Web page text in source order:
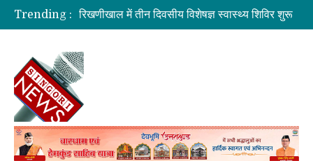
Trending :
रिखणीखाल में तीन दिवसीय विशेषज्ञ स्वास्थ्य शिविर शुरू
सहकारिता में हरियाणा व उत्तराखंड मिलकर करेंगे कामः डाॅ. धन सिंह रावत
मुख्यमंत्री से महानिदेशक एनसीसी ने की शिष्टाचार भेंट